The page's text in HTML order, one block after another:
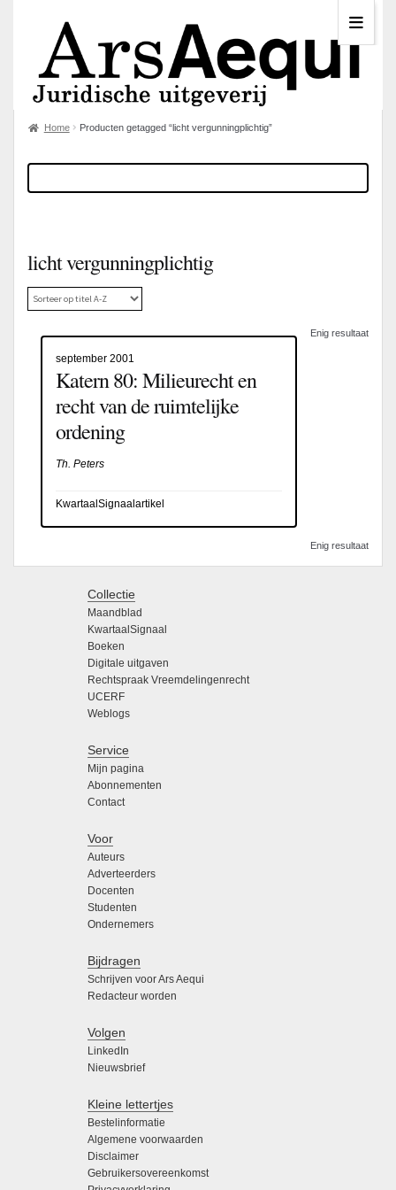
Home Producten getagged “licht vergunningplichtig”
licht vergunningplichtig
Enig resultaat
september 2001
Katern 80: Milieurecht en
recht van de ruimtelijke
ordening
Th. Peters
KwartaalSignaalartikel
Enig resultaat
Collectie
Maandblad
KwartaalSignaal
Boeken
Digitale uitgaven
Rechtspraak Vreemdelingenrecht
UCERF
Weblogs
Service
Mijn pagina
Abonnementen
Contact
Voor
Auteurs
Adverteerders
Docenten
Studenten
Ondernemers
Bijdragen
Schrijven voor Ars Aequi
Redacteur worden
Volgen
LinkedIn
Nieuwsbrief
Kleine lettertjes
Bestelinformatie
Algemene voorwaarden
Disclaimer
Gebruikersovereenkomst